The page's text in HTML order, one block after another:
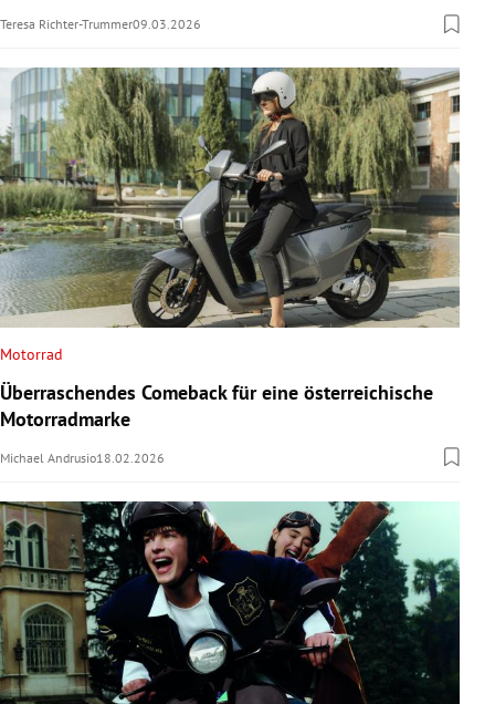
Teresa Richter-Trummer09.03.2026
Motorrad
Überraschendes Comeback für eine österreichische
Motorradmarke
Michael Andrusio18.02.2026